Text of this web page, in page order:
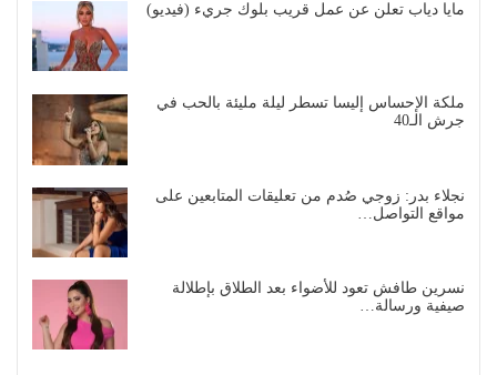
مايا دياب تعلن عن عمل قريب بلوك جريء (فيديو)
ملكة الإحساس إليسا تسطر ليلة مليئة بالحب في
جرش الـ40
نجلاء بدر: زوجي صُدم من تعليقات المتابعين على
مواقع التواصل…
نسرين طافش تعود للأضواء بعد الطلاق بإطلالة
صيفية ورسالة…